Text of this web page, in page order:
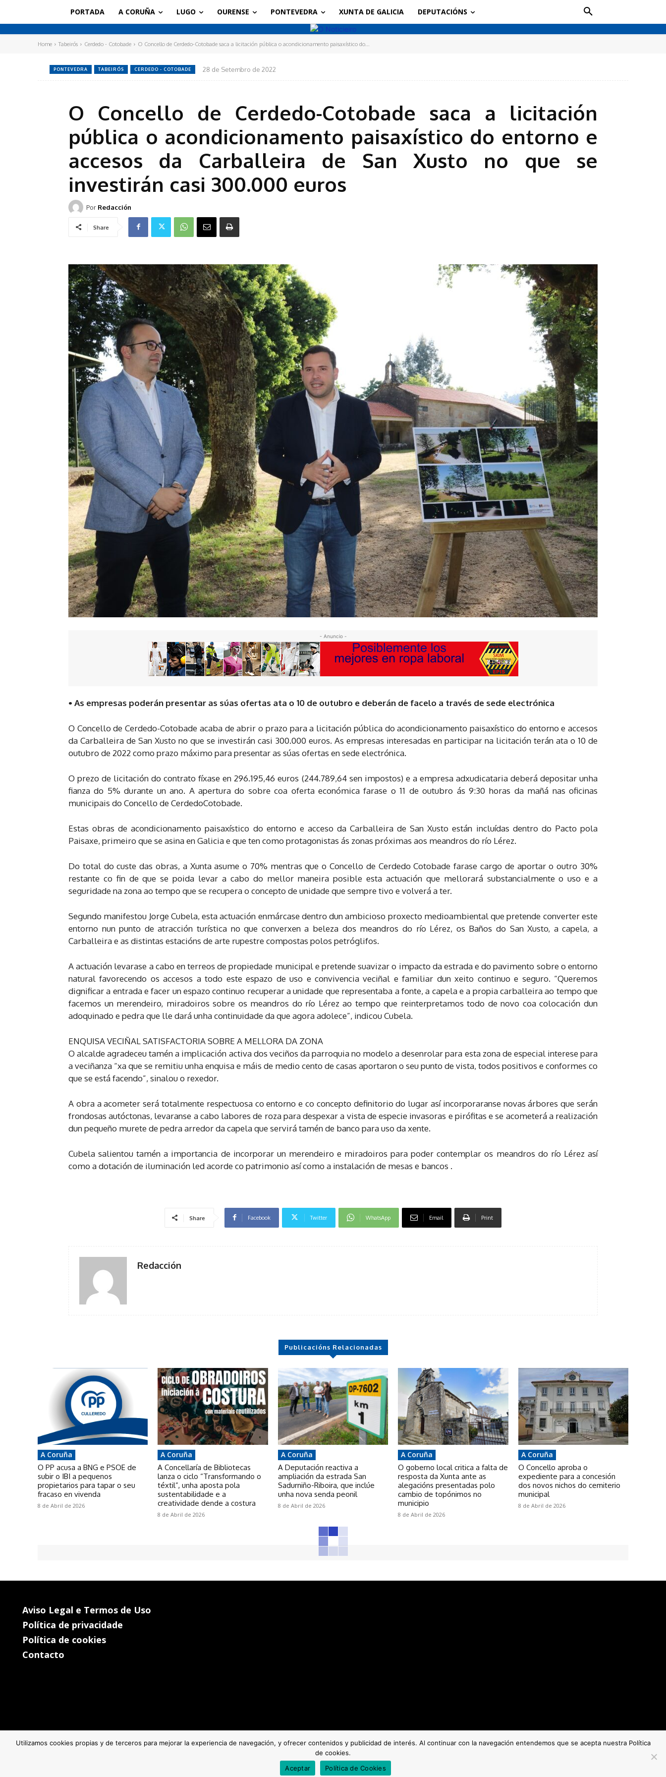
PORTADA A CORUÑA LUGO OURENSE PONTEVEDRA XUNTA DE GALICIA DEPUTACIÓNS
Home Tabeirós Cerdedo - Cotobade O Concello de Cerdedo-Cotobade saca a licitación pública o acondicionamento paisaxístico do...
PONTEVEDRA TABEIRÓS CERDEDO - COTOBADE 28 de Setembro de 2022
O Concello de Cerdedo-Cotobade saca a licitación
pública o acondicionamento paisaxístico do entorno e
accesos da Carballeira de San Xusto no que se
investirán casi 300.000 euros
Por Redacción
Share
- Anuncio -
• As empresas poderán presentar as súas ofertas ata o 10 de outubro e deberán de facelo a través de sede electrónica
O Concello de Cerdedo-Cotobade acaba de abrir o prazo para a licitación pública do acondicionamento paisaxístico do entorno e accesos
da Carballeira de San Xusto no que se investirán casi 300.000 euros. As empresas interesadas en participar na licitación terán ata o 10 de
outubro de 2022 como prazo máximo para presentar as súas ofertas en sede electrónica.
O prezo de licitación do contrato fíxase en 296.195,46 euros (244.789,64 sen impostos) e a empresa adxudicataria deberá depositar unha
fianza do 5% durante un ano. A apertura do sobre coa oferta económica farase o 11 de outubro ás 9:30 horas da mañá nas oficinas
municipais do Concello de CerdedoCotobade.
Estas obras de acondicionamento paisaxístico do entorno e acceso da Carballeira de San Xusto están incluídas dentro do Pacto pola
Paisaxe, primeiro que se asina en Galicia e que ten como protagonistas ás zonas próximas aos meandros do río Lérez.
Do total do custe das obras, a Xunta asume o 70% mentras que o Concello de Cerdedo Cotobade farase cargo de aportar o outro 30%
restante co fin de que se poida levar a cabo do mellor maneira posible esta actuación que mellorará substancialmente o uso e a
seguridade na zona ao tempo que se recupera o concepto de unidade que sempre tivo e volverá a ter.
Segundo manifestou Jorge Cubela, esta actuación enmárcase dentro dun ambicioso proxecto medioambiental que pretende converter este
entorno nun punto de atracción turística no que converxen a beleza dos meandros do río Lérez, os Baños do San Xusto, a capela, a
Carballeira e as distintas estacións de arte rupestre compostas polos petróglifos.
A actuación levarase a cabo en terreos de propiedade municipal e pretende suavizar o impacto da estrada e do pavimento sobre o entorno
natural favorecendo os accesos a todo este espazo de uso e convivencia veciñal e familiar dun xeito continuo e seguro. “Queremos
dignificar a entrada e facer un espazo continuo recuperar a unidade que representaba a fonte, a capela e a propia carballeira ao tempo que
facemos un merendeiro, miradoiros sobre os meandros do río Lérez ao tempo que reinterpretamos todo de novo coa colocación dun
adoquinado e pedra que lle dará unha continuidade da que agora adolece”, indicou Cubela.
ENQUISA VECIÑAL SATISFACTORIA SOBRE A MELLORA DA ZONA
O alcalde agradeceu tamén a implicación activa dos veciños da parroquia no modelo a desenrolar para esta zona de especial interese para
a veciñanza “xa que se remitiu unha enquisa e máis de medio cento de casas aportaron o seu punto de vista, todos positivos e conformes co
que se está facendo”, sinalou o rexedor.
A obra a acometer será totalmente respectuosa co entorno e co concepto definitorio do lugar así incorporaranse novas árbores que serán
frondosas autóctonas, levaranse a cabo labores de roza para despexar a vista de especie invasoras e pirófitas e se acometerá a realización
dun pequeño murete de pedra arredor da capela que servirá tamén de banco para uso da xente.
Cubela salientou tamén a importancia de incorporar un merendeiro e miradoiros para poder contemplar os meandros do río Lérez así
como a dotación de iluminación led acorde co patrimonio así como a instalación de mesas e bancos .
Share Facebook Twitter WhatsApp Email Print
Redacción
Publicacións Relacionadas
A Coruña
O PP acusa a BNG e PSOE de
subir o IBI a pequenos
propietarios para tapar o seu
fracaso en vivenda
8 de Abril de 2026
A Coruña
A Concellaría de Bibliotecas
lanza o ciclo “Transformando o
téxtil”, unha aposta pola
sustentabilidade e a
creatividade dende a costura
8 de Abril de 2026
A Coruña
A Deputación reactiva a
ampliación da estrada San
Sadurniño-Riboira, que inclúe
unha nova senda peonil
8 de Abril de 2026
A Coruña
O goberno local critica a falta de
resposta da Xunta ante as
alegacións presentadas polo
cambio de topónimos no
municipio
8 de Abril de 2026
A Coruña
O Concello aproba o
expediente para a concesión
dos novos nichos do cemiterio
municipal
8 de Abril de 2026
Aviso Legal e Termos de Uso
Política de privacidade
Política de cookies
Contacto
Utilizamos cookies propias y de terceros para mejorar la experiencia de navegación, y ofrecer contenidos y publicidad de interés. Al continuar con la navegación entendemos que se acepta nuestra Política
de cookies.
Aceptar
Política de Cookies